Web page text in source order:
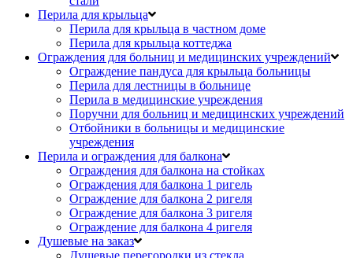
Перила для крыльца
Перила для крыльца в частном доме
Перила для крыльца коттеджа
Ограждения для больниц и медицинских учреждений
Ограждение пандуса для крыльца больницы
Перила для лестницы в больнице
Перила в медицинские учреждения
Поручни для больниц и медицинских учреждений
Отбойники в больницы и медицинские
учреждения
Перила и ограждения для балкона
Ограждения для балкона на стойках
Ограждения для балкона 1 ригель
Ограждение для балкона 2 ригеля
Ограждение для балкона 3 ригеля
Ограждение для балкона 4 ригеля
Душевые на заказ
Душевые перегородки из стекла